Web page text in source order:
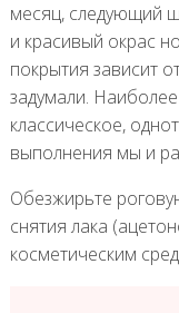
месяц, следующий
и красивый окрас
покрытия зависит
задумали.
классическое,
выполнения мы и
Обезжирьте
снятия лака
косметическим